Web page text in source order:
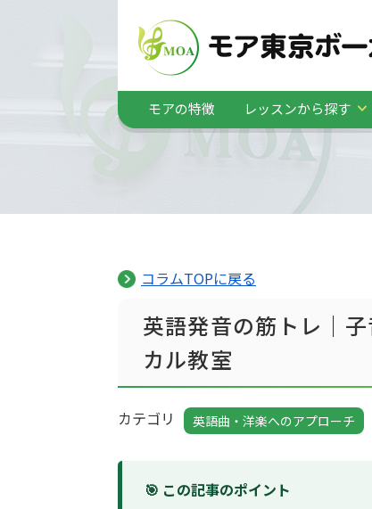
モアの特徴 レッスンから探す
コラムTOPに戻る
英語発音の筋トレ｜
カル教室
カテゴリ 英語曲・洋楽へのアプローチ
🎯 この記事のポイント